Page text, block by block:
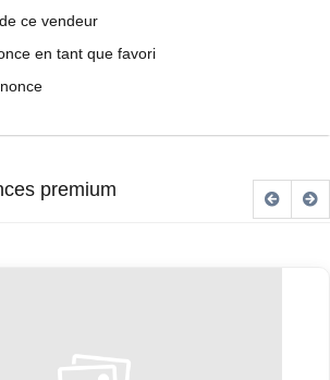
ce vendeur
en tant que favori
premium